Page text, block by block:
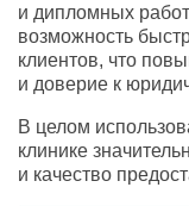
и дипломных
возможность
клиентов, что
и доверие к
В целом
клинике
и качество